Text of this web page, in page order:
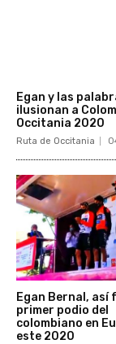
Egan y las
ilusionan a
Occitania 2020
Ruta de Occitania
Egan Bernal, así
primer podio del
colombiano en
este 2020